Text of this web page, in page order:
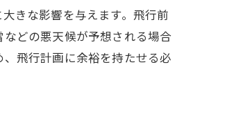
きな影響を与えます。飛行前
どの悪天候が予想される場合
飛行計画に余裕を持たせる必